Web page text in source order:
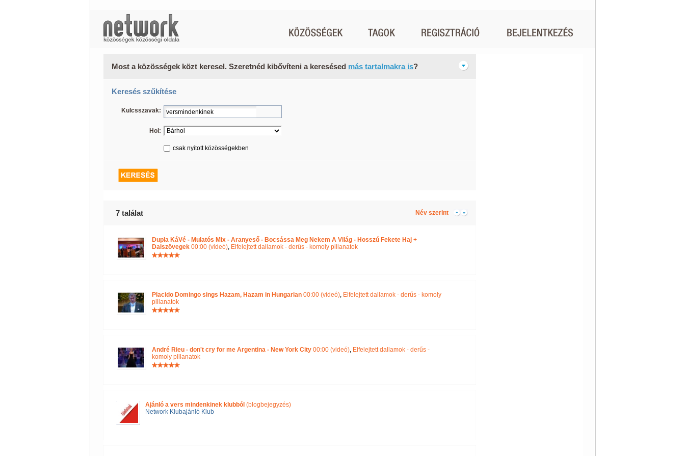
Most a közösségek közt keresel. Szeretnéd kibővíteni a keresésed más tartalmakra is?
Keresés szűkítése
Kulcsszavak:
Hol:
csak nyitott közösségekben
7 találat Név szerint
Dupla KáVé - Mulatós Mix - Aranyeső - Bocsássa Meg Nekem A Világ - Hosszú Fekete Haj +
Dalszövegek00:00 (videó), Elfelejtett dallamok - derűs - komoly pillanatok
Placido Domingo sings Hazam, Hazam in Hungarian00:00 (videó), Elfelejtett dallamok - derűs - komoly
pillanatok
André Rieu - don't cry for me Argentina - New York City00:00 (videó), Elfelejtett dallamok - derűs -
komoly pillanatok
Ajánló a vers mindenkinek klubból (blogbejegyzés)
Network Klubajánló Klub